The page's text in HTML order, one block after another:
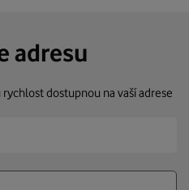
adresu
dostupnou na vaší adrese